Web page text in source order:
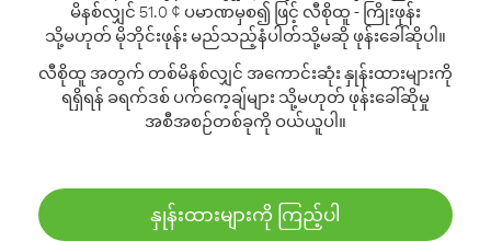
မိနစ်လျှင် 51.0 ¢ ပမာဏမှစ၍ ဖြင့် လီစိုထူ - ကြိုးဖုန်း
သို့မဟုတ် မိုဘိုင်းဖုန်း မည်သည့်နံပါတ်သို့မဆို ဖုန်းခေါ်ဆိုပါ။
လီစိုထူ အတွက် တစ်မိနစ်လျှင် အကောင်းဆုံး နှုန်းထားများကို
ရရှိရန် ခရက်ဒစ် ပက်ကေ့ချ်များ သို့မဟုတ် ဖုန်းခေါ်ဆိုမှု
အစီအစဉ်တစ်ခုကို ဝယ်ယူပါ။
နှုန်းထားများကို ကြည့်ပါ